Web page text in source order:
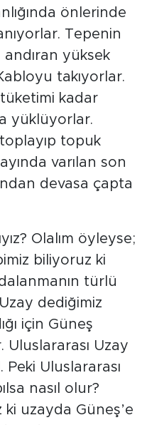
önlerinde
Tepenin
yüksek
takıyorlar.
kadar
yüklüyorlar.
toplayıp topuk
varılan son
devasa çapta
Olalım öyleyse;
biliyoruz ki
türlü
dediğimiz
için Güneş
Uluslararası Uzay
Peki Uluslararası
nasıl olur?
uzayda Güneş’e